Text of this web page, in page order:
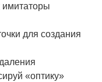
имитаторы
для создания
«оптику»